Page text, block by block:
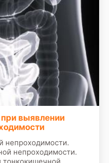
выявлении
непроходимости.
непроходимости.